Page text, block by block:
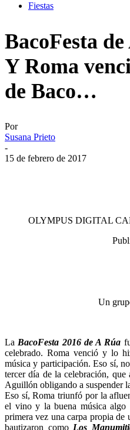
Fiestas
BacoFesta
Y Roma
de Baco…
Por
Susana Prieto
-
15 de febrero de 2017
OLYMPUS DIGITAL
Un
La BacoFesta 2016 de A Rúa
celebrado. Roma venció y lo
música y participación. Eso sí,
tercer día de la celebración,
Aguillón obligando a suspender
Eso sí, Roma triunfó por la
el vino y la buena música
primera vez una carpa propia de
bautizaron como Los